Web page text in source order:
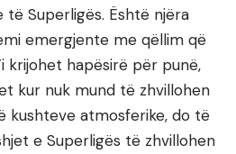
të Superligës. Është njëra
emergjente me qëllim që
krijohet hapësirë për punë,
kur nuk mund të zhvillohen
kushteve atmosferike, do të
e Superligës të zhvillohen